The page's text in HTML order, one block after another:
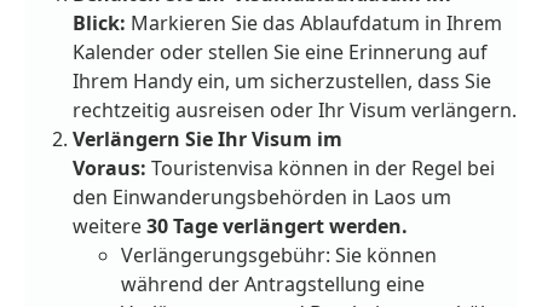
Blick: Markieren Sie das Ablaufdatum in Ihrem
Kalender oder stellen Sie eine Erinnerung auf
Ihrem Handy ein, um sicherzustellen, dass Sie
rechtzeitig ausreisen oder Ihr Visum verlängern.
Verlängern Sie Ihr Visum im
Voraus: Touristenvisa können in der Regel bei
den Einwanderungsbehörden in Laos um
weitere30 Tage verlängert werden.
Verlängerungsgebühr: Sie können
während der Antragstellung eine